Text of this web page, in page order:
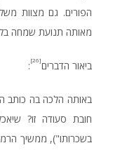
הפורים. גם מצוות
מאותה תנועת שמחה
ביאור הדברים[26]
:
באותה הלכה בה כותב
חובת סעודה זו?
בשכרותו"), ממשיך